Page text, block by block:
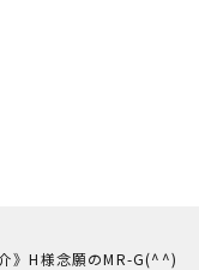
》H様念願のMR-G(^^)